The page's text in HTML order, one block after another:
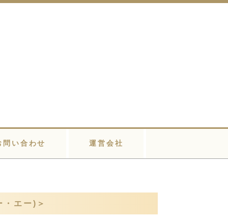
問い合わせ 運営会社
エー)＞